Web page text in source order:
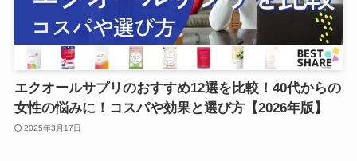
エクオールサプリのおすすめ12選を比較！40代からの
女性の悩みに！コスパや効果と選び方【2026年版】
2025年3月17日